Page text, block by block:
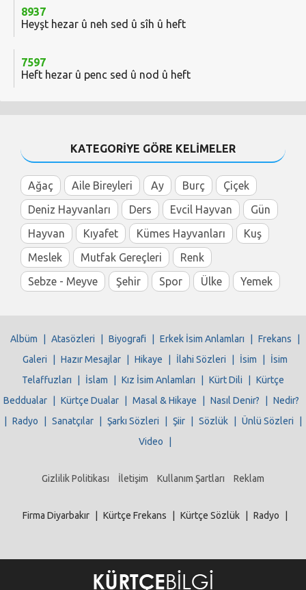
8937
Heyşt hezar û neh sed û sîh û heft
7597
Heft hezar û penc sed û nod û heft
KATEGORİYE GÖRE KELİMELER
Ağaç Aile Bireyleri Ay Burç
Çiçek
Deniz Hayvanları
Ders Evcil Hayvan
Gün
Hayvan
Kıyafet Kümes Hayvanları
Kuş
Meslek
Mutfak Gereçleri
Renk
Sebze - Meyve
Şehir Spor Ülke Yemek
Albüm Atasözleri Biyografi Erkek İsim Anlamları Frekans
Galeri
Hazır Mesajlar Hikaye İlahi Sözleri İsim
İsim
Telaffuzları
İslam Kız İsim Anlamları Kürt Dili
Kürtçe
Beddualar
Kürtçe Dualar Masal & Hikaye Nasıl Denir?
Nedir?
Radyo Sanatçılar Şarkı Sözleri Şiir Sözlük Ünlü Sözleri
Video
Gizlilik Politikası İletişim Kullanım Şartları Reklam
Firma Diyarbakır Kürtçe Frekans Kürtçe Sözlük Radyo